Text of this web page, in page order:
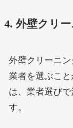
4. 外壁クリ
外壁クリーニ
業者を選ぶこ
は、業者選び
す。